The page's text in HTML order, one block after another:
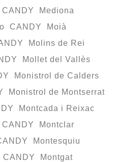
Mediona
CANDY Moià
Molins de Rei
Mollet del Vallès
Monistrol de Calders
Monistrol de Montserrat
Montcada i Reixac
Montclar
Montesquiu
Montgat